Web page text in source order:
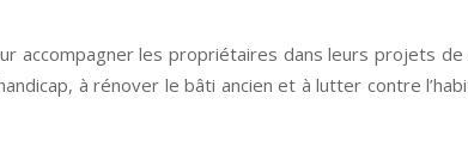
les propriétaires dans leurs projets de
à rénover le bâti ancien et à lutter contre